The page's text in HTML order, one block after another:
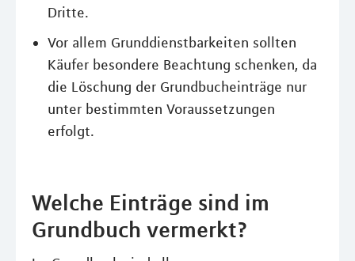
Dritte.
Vor allem Grunddienstbarkeiten sollten
Käufer besondere Beachtung schenken, da
die Löschung der Grundbucheinträge nur
unter bestimmten Voraussetzungen
erfolgt.
Welche Einträge sind im
Grundbuch vermerkt?